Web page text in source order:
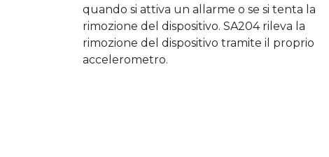
quando si attiva un allarme o se si tenta la
rimozione del dispositivo. SA204 rileva la
rimozione del dispositivo tramite il proprio
accelerometro.